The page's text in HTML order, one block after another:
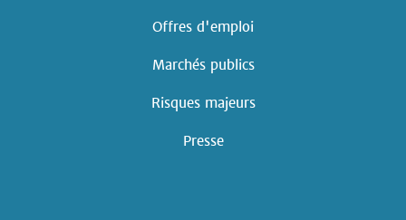
Offres d'emploi
Marchés publics
Risques majeurs
Presse